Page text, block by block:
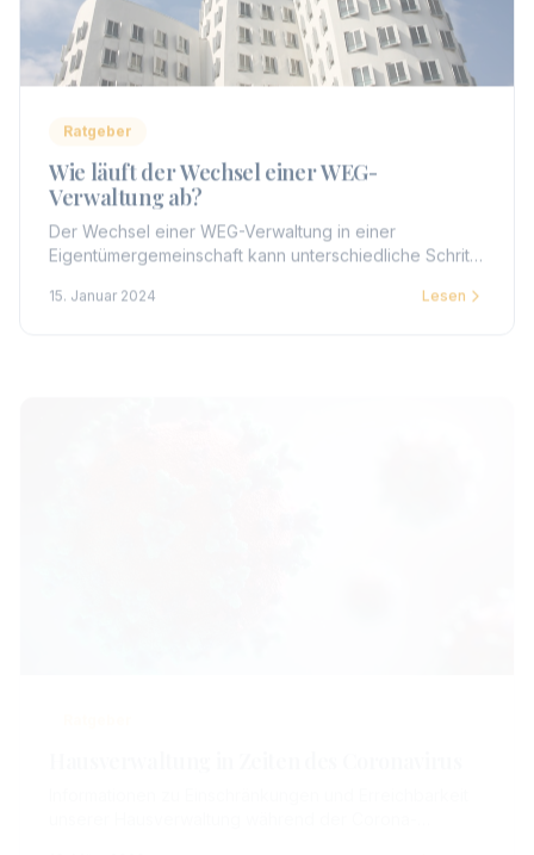
Ratgeber
Wie läuft der Wechsel einer WEG-
Verwaltung ab?
Der Wechsel einer WEG-Verwaltung in einer
Eigentümergemeinschaft kann unterschiedliche Schritte
Übersicht über den Ablauf.
15. Januar 2024 Lesen